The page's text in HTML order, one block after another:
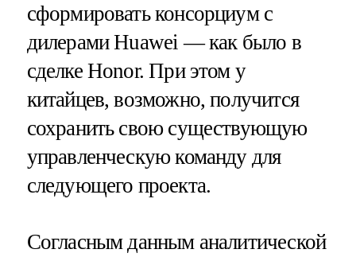
сформировать консорциум с
дилерами Huawei — как было в
сделке Honor. При этом у
китайцев, возможно, получится
сохранить свою существующую
управленческую команду для
следующего проекта.
Согласным данным аналитической